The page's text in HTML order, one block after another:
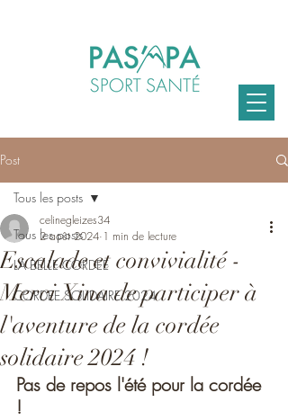
Post
Tous les posts
LA BELLE CORDEE
CORDEE SOLIDAIRE 2024
Tous les posts
Escalade et convivialité -
Merci Xina de participer à
l'aventure de la cordée
solidaire 2024 !
celinegleizes34
2 août 2024 1 min de lecture
Pas de repos l'été pour la cordée
!